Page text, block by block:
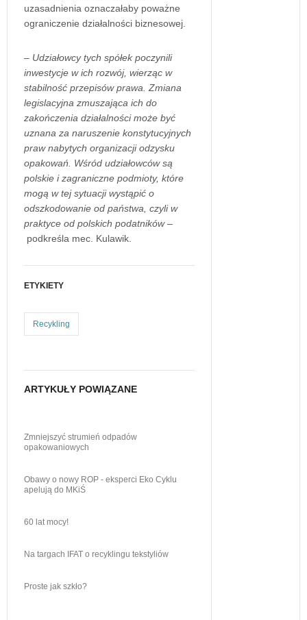
uzasadnienia oznaczałaby poważne
ograniczenie działalności biznesowej.
– Udziałowcy tych spółek poczynili
inwestycje w ich rozwój, wierząc w
stabilność przepisów prawa. Zmiana
legislacyjna zmuszająca ich do
zakończenia działalności może być
uznana za naruszenie konstytucyjnych
praw nabytych organizacji odzysku
opakowań. Wśród udziałowców są
polskie i zagraniczne podmioty, które
mogą w tej sytuacji wystąpić o
odszkodowanie od państwa, czyli w
praktyce od polskich podatników–
podkreśla mec. Kulawik.
ETYKIETY
Recykling
ARTYKUŁY POWIĄZANE
Zmniejszyć strumień odpadów
opakowaniowych
Obawy o nowy ROP - eksperci Eko Cyklu
apelują do MKiŚ
60 lat mocy!
Na targach IFAT o recyklingu tekstyliów
Proste jak szkło?